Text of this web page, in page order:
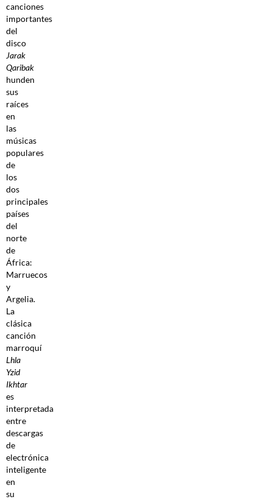
canciones
importantes
del
disco
Jarak
Qaribak
hunden
sus
raíces
en
las
músicas
populares
de
los
dos
principales
países
del
norte
de
África:
Marruecos
y
Argelia.
La
clásica
canción
marroquí
Lhla
Yzid
Ikhtar
es
interpretada
entre
descargas
de
electrónica
inteligente
en
su